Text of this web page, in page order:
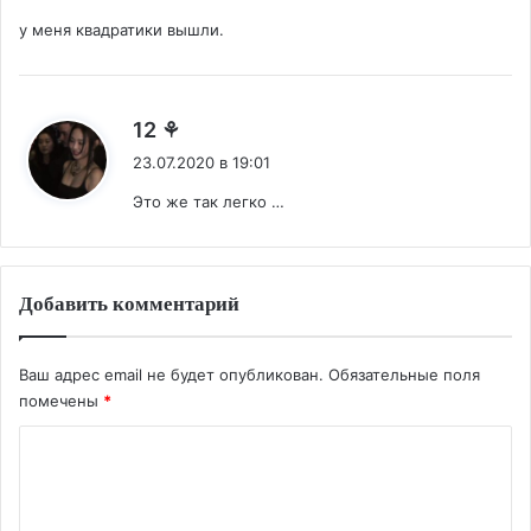
у меня квадратики вышли.
12 ⚘️
23.07.2020 в 19:01
Это же так легко …
Добавить комментарий
Ваш адрес email не будет опубликован. Обязательные поля
помечены *